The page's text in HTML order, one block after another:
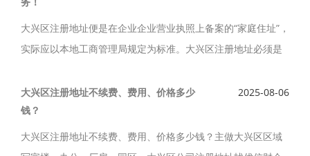
大兴区注册地址便是在企业企业营业执照上备案的“家庭住址”，
实际应以本地工商管理局规定为标准。大兴区注册地址必须是
出地址快，协助新设立，迁址服务。
大兴区注册地址不续费、费用、价格多少
钱？
2025-08-06
大兴区注册地址不续费、费用、价格多少钱？主做大兴区区域